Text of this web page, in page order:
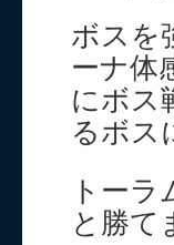
ボスを
ーナ体
にボス
るボス
トー
と勝て